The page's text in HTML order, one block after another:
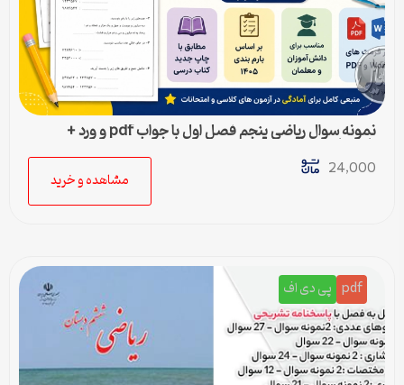
نمونه سوال ریاضی پنجم فصل اول با جواب pdf و ورد +
24,000
مشاهده و خرید
pdf پی دی اف